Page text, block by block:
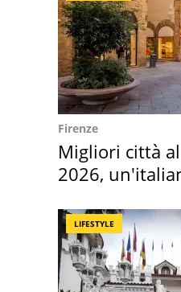
Firenze
Migliori città
2026,
LIFESTYLE